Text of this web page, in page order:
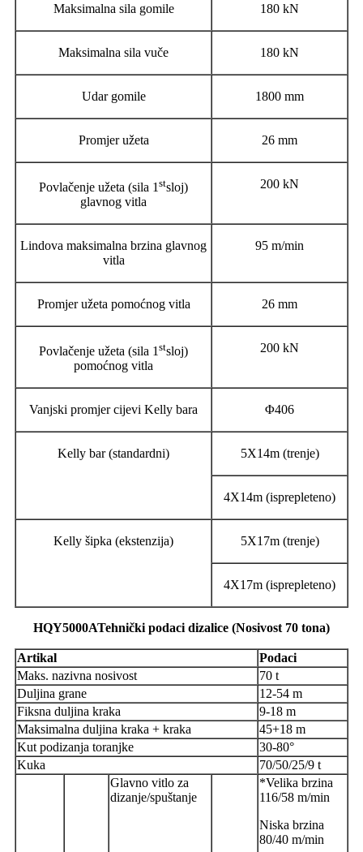
Maksimalna sila gomile 180 kN
Maksimalna sila vuče 180 kN
Udar gomile 1800 mm
Promjer užeta 26 mm
Povlačenje užeta (sila 1 stsloj)
glavnog vitla
200 kN
Lindova maksimalna brzina glavnog
vitla
95 m/min
Promjer užeta pomoćnog vitla 26 mm
Povlačenje užeta (sila 1 stsloj)
pomoćnog vitla
200 kN
Vanjski promjer cijevi Kelly bara Φ406
Kelly bar (standardni) 5X14m (trenje)
4X14m (isprepleteno)
Kelly šipka (ekstenzija) 5X17m (trenje)
4X17m (isprepleteno)
HQY5000ATehnički podaci dizalice (Nosivost 70 tona)
Artikal
Podaci
Maks. nazivna nosivost
70 t
Duljina grane
12-54 m
Fiksna duljina kraka
9-18 m
Maksimalna duljina kraka + kraka
45+18 m
Kut podizanja toranjke
30-80°
Kuka
70/50/25/9 t
Glavno vitlo za
dizanje/spuštanje
*Velika brzina
116/58 m/min
Niska brzina
80/40 m/min